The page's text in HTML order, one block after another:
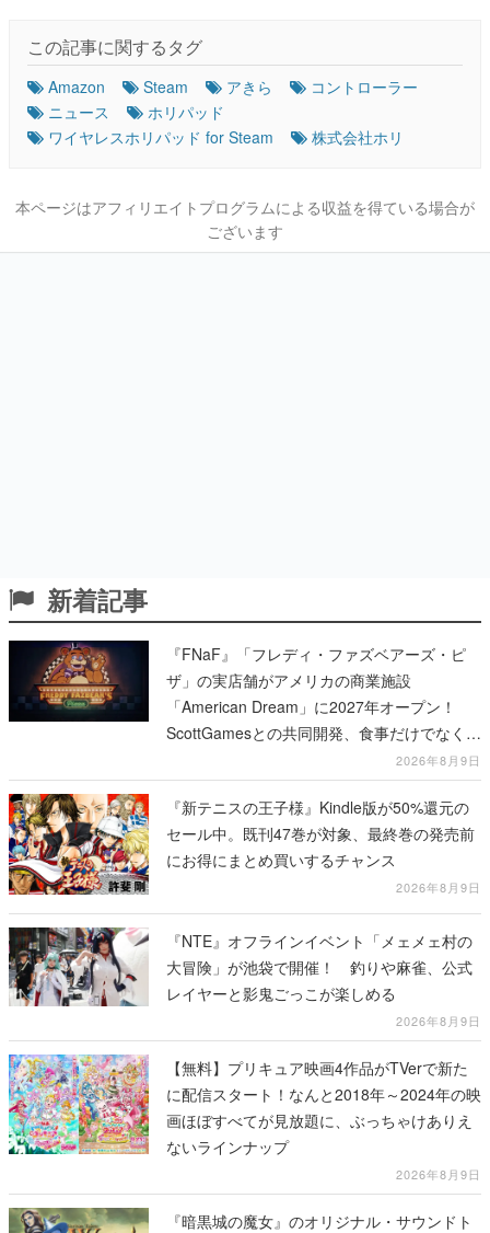
この記事に関するタグ
Amazon Steam アきら
コントローラー
ニュース
ホリパッド
ワイヤレスホリパッド for Steam
株式会社ホリ
本ページはアフィリエイトプログラムによる収益を得ている場合が
ございます
新着記事
『FNaF』「フレディ・ファズベアーズ・ピ
ザ」の実店舗がアメリカの商業施設
「American Dream」に2027年オープン！
ScottGamesとの共同開発、食事だけでなくス
テージショーや没入型のホラー体験も楽しめ
る
2026年8月9日
『新テニスの王子様』Kindle版が50%還元の
セール中。既刊47巻が対象、最終巻の発売前
にお得にまとめ買いするチャンス
2026年8月9日
『NTE』オフラインイベント「メェメェ村の
大冒険」が池袋で開催！ 釣りや麻雀、公式
レイヤーと影鬼ごっこが楽しめる
2026年8月9日
【無料】プリキュア映画4作品がTVerで新た
に配信スタート！なんと2018年～2024年の映
画ほぼすべてが見放題に、ぶっちゃけありえ
ないラインナップ
2026年8月9日
『暗黒城の魔女』のオリジナル・サウンドト